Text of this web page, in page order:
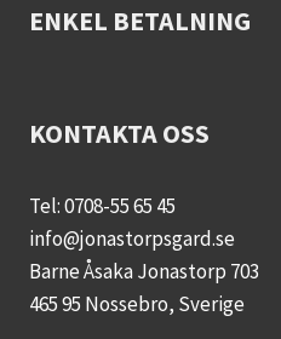
ENKEL BETALNING
KONTAKTA OSS
Tel: 0708-55 65 45
info@jonastorpsgard.se
Barne Åsaka Jonastorp 703
465 95 Nossebro, Sverige